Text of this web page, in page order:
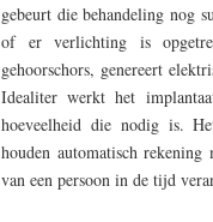
gebeurt die behandeling nog
of er verlichting is
gehoorschors, genereert
Idealiter werkt het
hoeveelheid die nodig is.
houden automatisch
van een persoon in de tijd